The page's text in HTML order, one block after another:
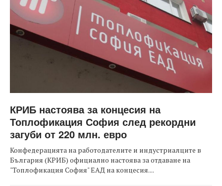
КРИБ настоява за концесия на
Топлофикация София след рекордни
загуби от 220 млн. евро
Конфедерацията на работодателите и индустриалците в
България (КРИБ) официално настоява за отдаване на
"Топлофикация София" ЕАД на концесия....